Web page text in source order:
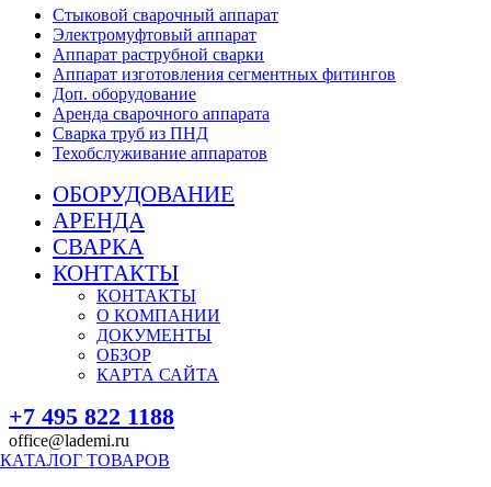
Стыковой сварочный аппарат
Электромуфтовый аппарат
Аппарат раструбной сварки
Аппарат изготовления сегментных фитингов
Доп. оборудование
Аренда сварочного аппарата
Сварка труб из ПНД
Техобслуживание аппаратов
ОБОРУДОВАНИЕ
АРЕНДА
СВАРКА
КОНТАКТЫ
КОНТАКТЫ
О КОМПАНИИ
ДОКУМЕНТЫ
ОБЗОР
КАРТА САЙТА
+7 495 822 1188
office@lademi.ru
КАТАЛОГ ТОВАРОВ